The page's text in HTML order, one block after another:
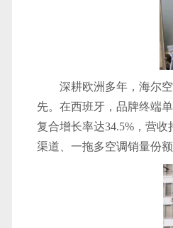
深耕欧洲多年，海尔
先。在西班牙，品牌终端
复合增长率达34.5%，营
渠道、一拖多空调销量份